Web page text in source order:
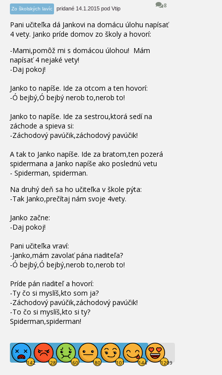
8
Zo školských lavíc pridané 14.1.2015 pod Vtip
Pani učiteľka dá Jankovi na domácu úlohu napísať
4 vety. Janko príde domov zo školy a hovorí:
-Mami,pomôž mi s domácou úlohou! Mám
napísať 4 nejaké vety!
-Daj pokoj!
Janko to napíše. Ide za otcom a ten hovorí:
-Ó bejbý,Ó bejbý nerob to,nerob to!
Janko to napíše. Ide za sestrou,ktorá sedí na
záchode a spieva si:
-Záchodový pavúčik,záchodový pavúčik!
A tak to Janko napíše. Ide za bratom,ten pozerá
spidermana a Janko napíše ako poslednú vetu
- Spiderman, spiderman.
Na druhý deň sa ho učiteľka v škole pýta:
-Tak Janko,prečítaj nám svoje 4vety.
Janko začne:
-Daj pokoj!
Pani učiteľka vraví:
-Janko,mám zavolať pána riaditeľa?
-Ó bejbý,Ó bejbý,nerob to,nerob to!
Príde pán riaditeľ a hovorí:
-Ty čo si myslíš,kto som ja?
-Záchodový pavúčik,záchodový pavúčik!
-To čo si myslíš,kto si ty?
Spiderman,spiderman!